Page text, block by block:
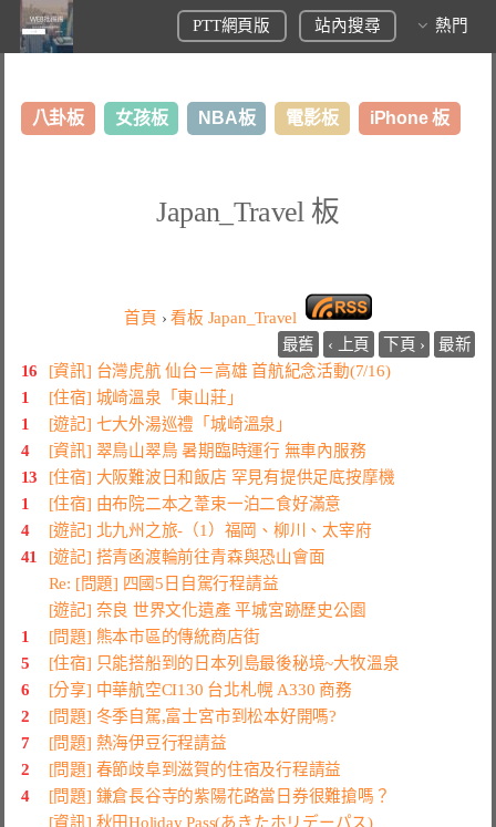
PTT網頁版 站內搜尋 熱門
八卦板 女孩板 NBA板 電影板 iPhone 板
Japan_Travel 板
首頁 › 看板 Japan_Travel
最舊
‹ 上頁 下頁 ›
最新
16
[資訊] 台灣虎航 仙台＝高雄 首航紀念活動(7/16)
1
[住宿] 城崎溫泉「東山莊」
1
[遊記] 七大外湯巡禮「城崎溫泉」
4
[資訊] 翠鳥山翠鳥 暑期臨時運行 無車內服務
13
[住宿] 大阪難波日和飯店 罕見有提供足底按摩機
1
[住宿] 由布院二本之葦束一泊二食好滿意
4
[遊記] 北九州之旅-（1）福岡、柳川、太宰府
41
[遊記] 搭青函渡輪前往青森與恐山會面
Re: [問題] 四國5日自駕行程請益
[遊記] 奈良 世界文化遺產 平城宮跡歷史公園
1
[問題] 熊本市區的傳統商店街
5
[住宿] 只能搭船到的日本列島最後秘境~大牧溫泉
6
[分享] 中華航空CI130 台北札幌 A330 商務
2
[問題] 冬季自駕,富士宮市到松本好開嗎?
7
[問題] 熱海伊豆行程請益
2
[問題] 春節歧阜到滋賀的住宿及行程請益
4
[問題] 鎌倉長谷寺的紫陽花路當日券很難搶嗎？
[資訊] 秋田Holiday Pass(あきたホリデーパス)